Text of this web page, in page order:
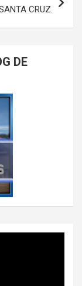
CRUZ.
DE